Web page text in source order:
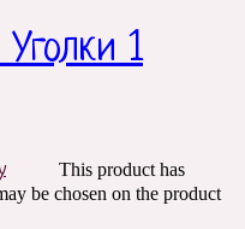
1
This product has
be chosen on the product